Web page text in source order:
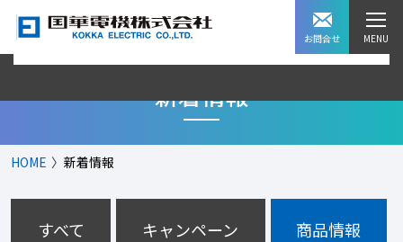
お問合せ
新着情報
HOME 新着情報
すべて キャンペーン 商品情報